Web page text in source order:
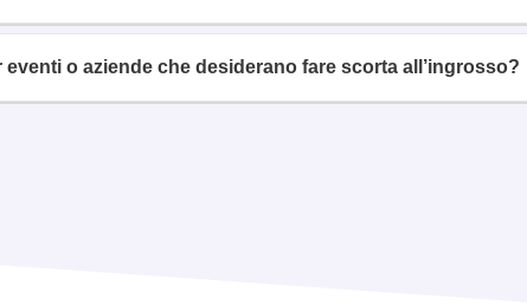
o aziende che desiderano fare scorta all’ingrosso?